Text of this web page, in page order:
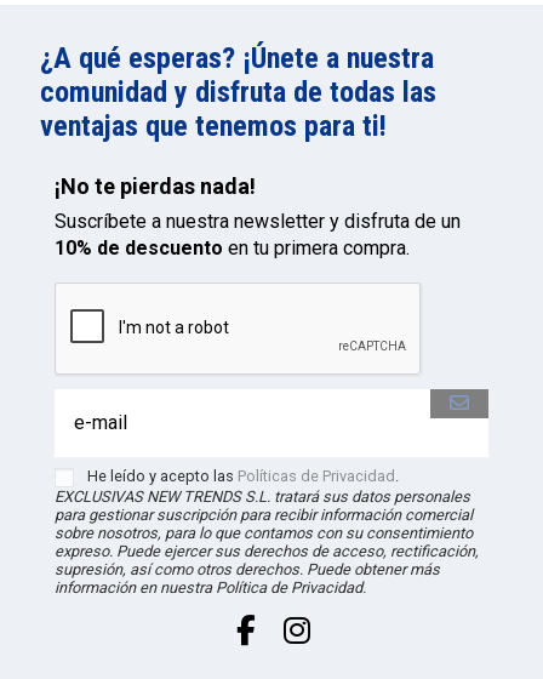
¿A qué esperas? ¡Únete a nuestra
comunidad y disfruta de todas las
ventajas que tenemos para ti!
¡No te pierdas nada!
Suscríbete a nuestra newsletter y disfruta de un
10% de descuento en tu primera compra.
He leído y acepto las Políticas de Privacidad .
EXCLUSIVAS NEW TRENDS S.L. tratará sus datos personales
para gestionar suscripción para recibir información comercial
sobre nosotros, para lo que contamos con su consentimiento
expreso. Puede ejercer sus derechos de acceso, rectificación,
supresión, así como otros derechos. Puede obtener más
información en nuestra Política de Privacidad.